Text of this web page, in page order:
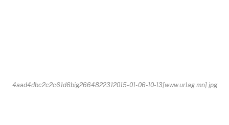
4aad4dbc2c2c61d6big2664822312015-01-06-10-13[www.urlag.mn].jpg